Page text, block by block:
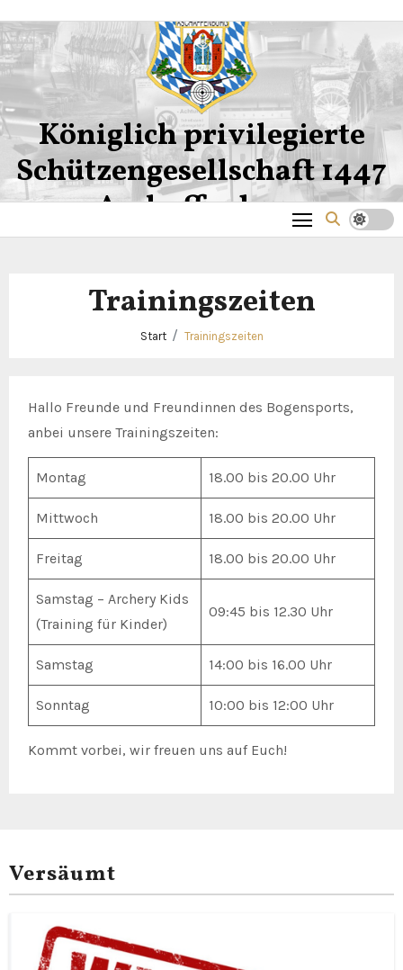
Inhalt
springen
Königlich privilegierte
Schützengesellschaft 1447
Aschaffenburg
Trainingszeiten
Start Trainingszeiten
Hallo Freunde und Freundinnen des Bogensports,
anbei unsere Trainingszeiten:
Montag 18.00 bis 20.00 Uhr
Mittwoch 18.00 bis 20.00 Uhr
Freitag 18.00 bis 20.00 Uhr
Samstag – Archery Kids
(Training für Kinder)
09:45 bis 12.30 Uhr
Samstag 14:00 bis 16.00 Uhr
Sonntag 10:00 bis 12:00 Uhr
Kommt vorbei, wir freuen uns auf Euch!
Versäumt